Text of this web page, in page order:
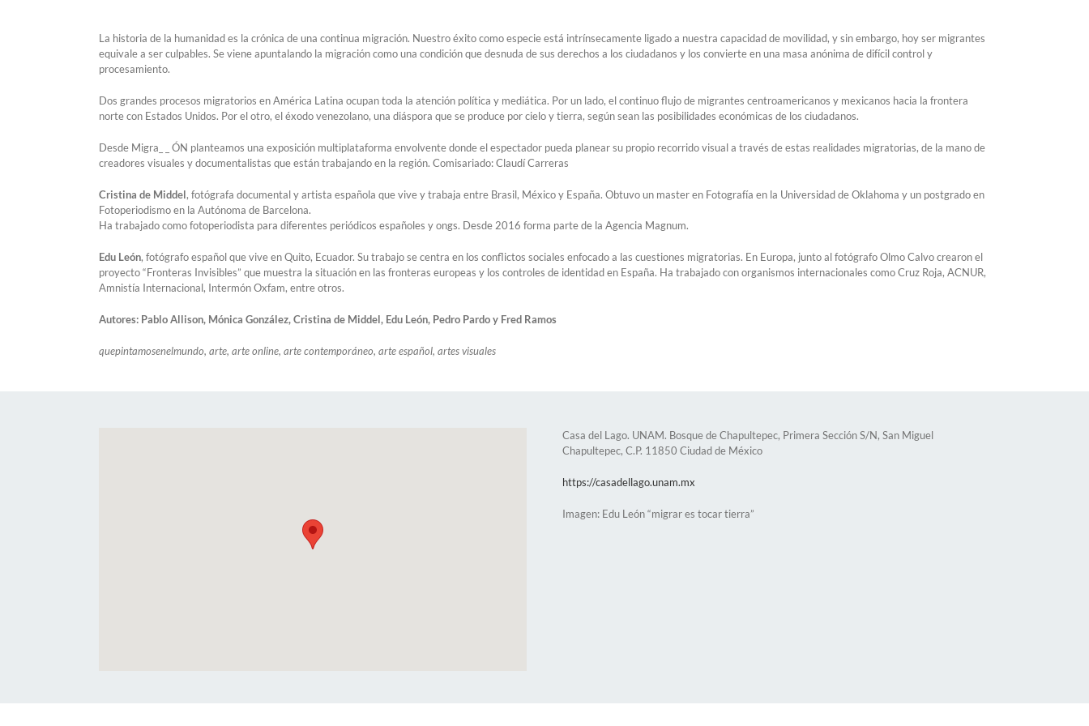
La historia de la humanidad es la crónica de una continua migración. Nuestro éxito como especie está intrínsecamente ligado a nuestra capacidad de movilidad, y sin embargo, hoy ser migrantes
equivale a ser culpables. Se viene apuntalando la migración como una condición que desnuda de sus derechos a los ciudadanos y los convierte en una masa anónima de difícil control y
procesamiento.
Dos grandes procesos migratorios en América Latina ocupan toda la atención política y mediática. Por un lado, el continuo flujo de migrantes centroamericanos y mexicanos hacia la frontera
norte con Estados Unidos. Por el otro, el éxodo venezolano, una diáspora que se produce por cielo y tierra, según sean las posibilidades económicas de los ciudadanos.
Desde Migra_ _ ÓN planteamos una exposición multiplataforma envolvente donde el espectador pueda planear su propio recorrido visual a través de estas realidades migratorias, de la mano de
creadores visuales y documentalistas que están trabajando en la región. Comisariado: Claudí Carreras
Cristina de Middel, fotógrafa documental y artista española que vive y trabaja entre Brasil, México y España. Obtuvo un master en Fotografía en la Universidad de Oklahoma y un postgrado en
Fotoperiodismo en la Autónoma de Barcelona.
Ha trabajado como fotoperiodista para diferentes periódicos españoles y ongs. Desde 2016 forma parte de la Agencia Magnum.
Edu León, fotógrafo español que vive en Quito, Ecuador. Su trabajo se centra en los conflictos sociales enfocado a las cuestiones migratorias. En Europa, junto al fotógrafo Olmo Calvo crearon el
proyecto “Fronteras Invisibles” que muestra la situación en las fronteras europeas y los controles de identidad en España. Ha trabajado con organismos internacionales como Cruz Roja, ACNUR,
Amnistía Internacional, Intermón Oxfam, entre otros.
Autores: Pablo Allison, Mónica González, Cristina de Middel, Edu León, Pedro Pardo y Fred Ramos
quepintamosenelmundo, arte, arte online, arte contemporáneo, arte español, artes visuales
Casa del Lago. UNAM. Bosque de Chapultepec, Primera Sección S/N, San Miguel
Chapultepec, C.P. 11850 Ciudad de México
https://casadellago.unam.mx
Imagen: Edu León “migrar es tocar tierra”